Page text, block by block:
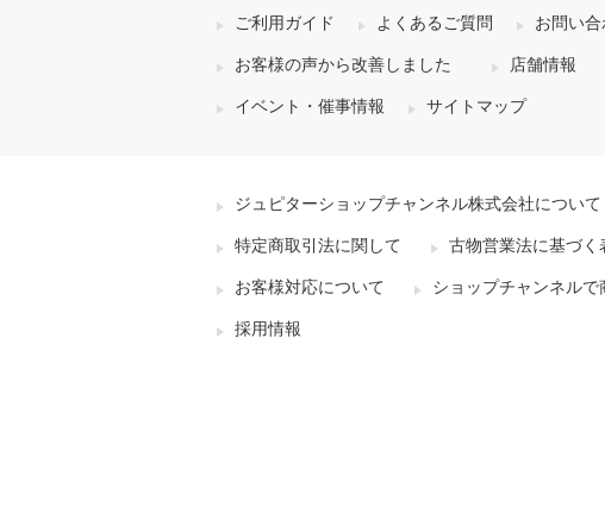
ご利用ガイド よくあるご質問 お問い
お客様の声から改善しました 店舗情報
イベント・催事情報 サイトマップ
ジュピターショップチャンネル株式会社について
特定商取引法に関して 古物営業法に基づく
お客様対応について ショップチャンネル
採用情報